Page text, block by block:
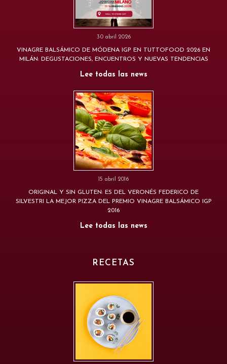
30 abril 2026
VINAGRE BALSÁMICO DE MÓDENA IGP EN TUTTOFOOD 2026 EN
MILÁN: DEGUSTACIONES, ENCUENTROS Y NUEVAS TENDENCIAS
Lee todas las news
15 abril 2016
ORIGINAL Y SIN GLUTEN: ES DEL VERONÉS FEDERICO DE
SILVESTRI LA MEJOR PIZZA DEL PREMIO VINAGRE BALSÁMICO IGP
2016
Lee todas las news
RECETAS